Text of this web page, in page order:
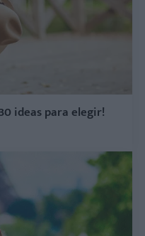
ideas para elegir!